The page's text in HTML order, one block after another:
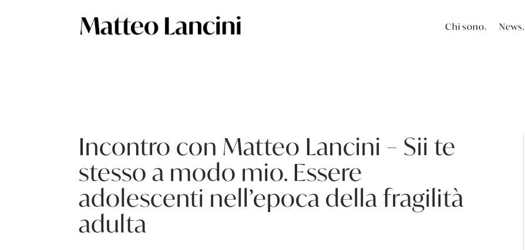
Chi sono. News.
Incontro con Matteo Lancini – Sii te
stesso a modo mio. Essere
adolescenti nell’epoca della fragilità
adulta